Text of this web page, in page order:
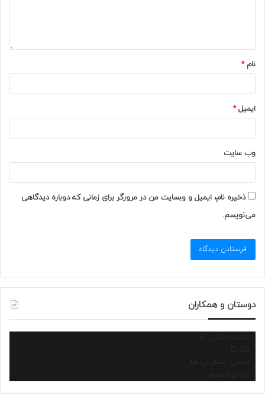
نام*
ایمیل*
وب‌ سایت
ذخیره نام، ایمیل و وبسایت من در مرورگر برای زمانی که دوباره دیدگاهی
می‌نویسم.
دوستان و همکاران
شرکت دانش آرا
انجمن استارتاپ ها
نانو پروسسور